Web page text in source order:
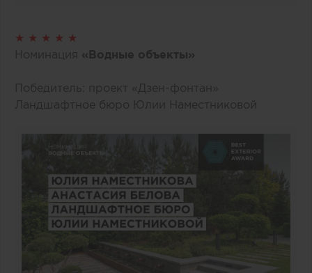
★ ★ ★ ★ ★
Номинация «Водные объекты»
Победитель: проект «Дзен-фонтан»
Ландшафтное бюро Юлии Наместниковой